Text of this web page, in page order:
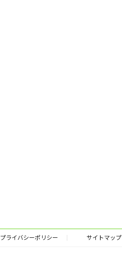
プライバシーポリシー サイトマップ